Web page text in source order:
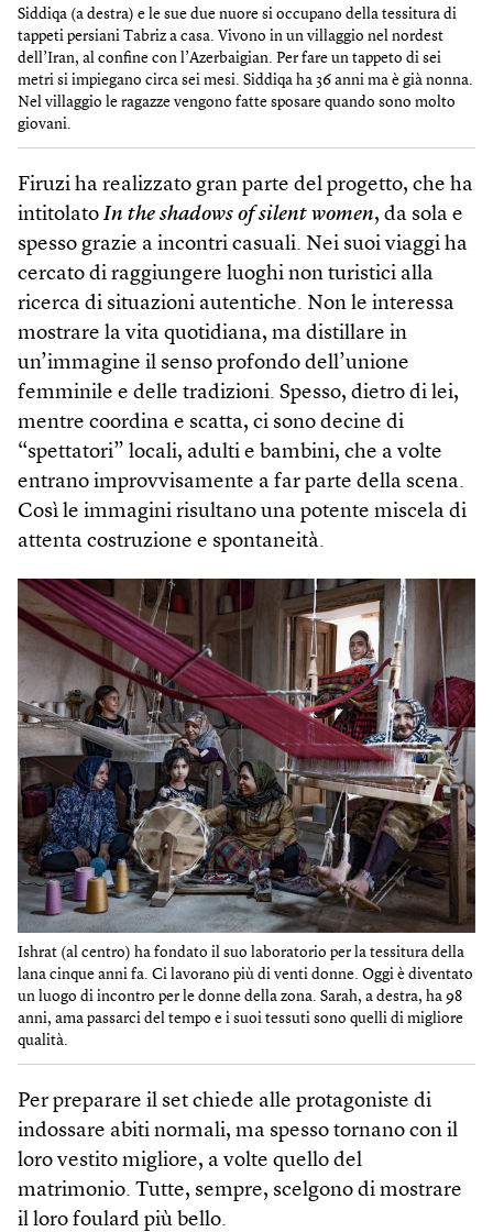
Siddiqa (a destra) e le sue due nuore si occupano della tessitura di
tappeti persiani Tabriz a casa. Vivono in un villaggio nel nordest
dell’Iran, al confine con l’Azerbaigian. Per fare un tappeto di sei
metri si impiegano circa sei mesi. Siddiqa ha 36 anni ma è già nonna.
Nel villaggio le ragazze vengono fatte sposare quando sono molto
giovani.
Firuzi ha realizzato gran parte del progetto, che ha
intitolato In the shadows of silent women, da sola e
spesso grazie a incontri casuali. Nei suoi viaggi ha
cercato di raggiungere luoghi non turistici alla
ricerca di situazioni autentiche. Non le interessa
mostrare la vita quotidiana, ma distillare in
un’immagine il senso profondo dell’unione
femminile e delle tradizioni. Spesso, dietro di lei,
mentre coordina e scatta, ci sono decine di
“spettatori” locali, adulti e bambini, che a volte
entrano improvvisamente a far parte della scena.
Così le immagini risultano una potente miscela di
attenta costruzione e spontaneità.
Ishrat (al centro) ha fondato il suo laboratorio per la tessitura della
lana cinque anni fa. Ci lavorano più di venti donne. Oggi è diventato
un luogo di incontro per le donne della zona. Sarah, a destra, ha 98
anni, ama passarci del tempo e i suoi tessuti sono quelli di migliore
qualità.
Per preparare il set chiede alle protagoniste di
indossare abiti normali, ma spesso tornano con il
loro vestito migliore, a volte quello del
matrimonio. Tutte, sempre, scelgono di mostrare
il loro foulard più bello.